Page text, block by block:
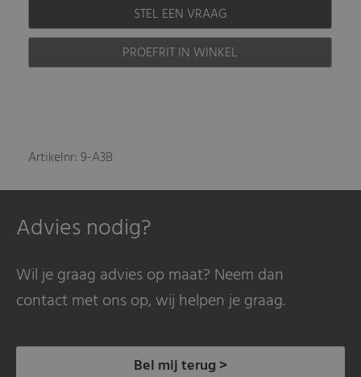
STEL EEN VRAAG
PROEFRIT IN WINKEL
Artikelnr: 9-A3B
Advies nodig?
Wil je graag advies op maat? Neem dan
contact met ons op, wij helpen je graag.
Bel mij terug >